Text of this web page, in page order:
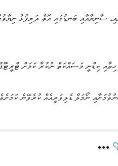
ސާނިޔާއާއި ބަނޑުގައި އޮތް ދަރިފުޅު
ކިޑްނީ މަސައްކަތް ނުކުރާ ކަމަށް
ނޯމަލް ޑެލިވަރީއެއް ކުރެވޭނެ